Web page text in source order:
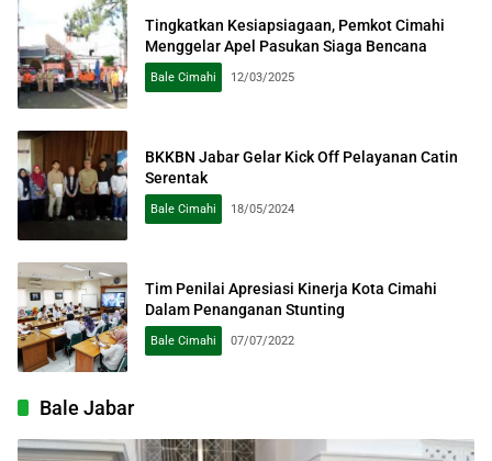
Tingkatkan Kesiapsiagaan, Pemkot Cimahi
Menggelar Apel Pasukan Siaga Bencana
Bale Cimahi 12/03/2025
BKKBN Jabar Gelar Kick Off Pelayanan Catin
Serentak
Bale Cimahi 18/05/2024
Tim Penilai Apresiasi Kinerja Kota Cimahi
Dalam Penanganan Stunting
Bale Cimahi 07/07/2022
Bale Jabar